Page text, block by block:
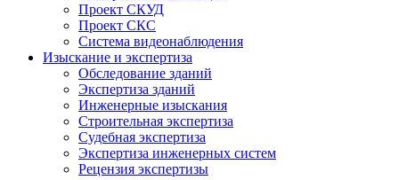
Проект СКУД
Проект СКС
Система видеонаблюдения
Изыскание и экспертиза
Обследование зданий
Экспертиза зданий
Инженерные изыскания
Строительная экспертиза
Судебная экспертиза
Экспертиза инженерных систем
Рецензия экспертизы